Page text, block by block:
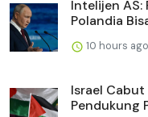
Intelijen AS:
Polandia
10 hours ago
Israel Cabut
Pendukung